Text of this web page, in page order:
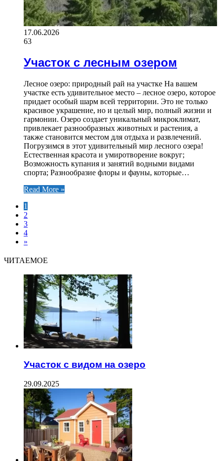
17.06.2026
63
Участок с лесным озером
Лесное озеро: природный рай на участке На вашем
участке есть удивительное место – лесное озеро, которое
придает особый шарм всей территории. Это не только
красивое украшение, но и целый мир, полный жизни и
гармонии. Озеро создает уникальный микроклимат,
привлекает разнообразных животных и растения, а
также становится местом для отдыха и развлечений.
Погрузимся в этот удивительный мир лесного озера!
Естественная красота и умиротворение вокруг;
Возможность купания и занятий водными видами
спорта; Разнообразие флоры и фауны, которые…
Read More »
1
2
3
4
»
ЧИТАЕМОЕ
Участок с видом на озеро
29.09.2025